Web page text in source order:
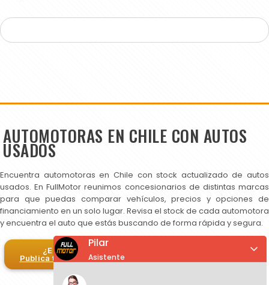
AUTOMOTORAS EN CHILE CON AUTOS
USADOS
Encuentra automotoras en Chile con stock actualizado de autos
usados. En FullMotor reunimos concesionarios de distintas marcas
para que puedas comparar vehículos, precios y opciones de
financiamiento en un solo lugar. Revisa el stock de cada automotora
y encuentra el auto que estás buscando de forma rápida y segura.
¿Eres automotora?
Publica tus autos en FullMotor
Pilar
Asistente